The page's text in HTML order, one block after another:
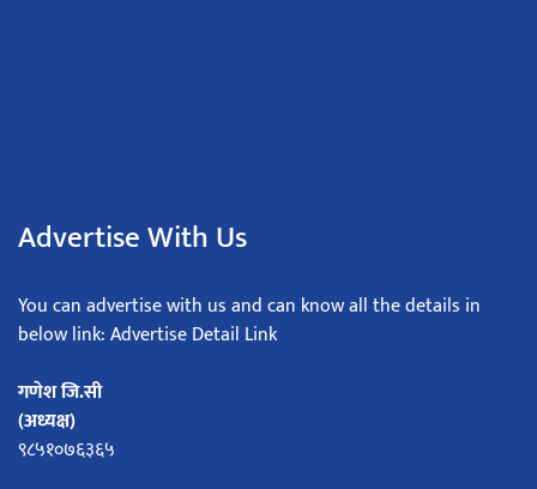
Advertise With Us
You can advertise with us and can know all the details in
below link: Advertise Detail Link
गणेश जि.सी
(अध्यक्ष)
९८५१०७६३६५